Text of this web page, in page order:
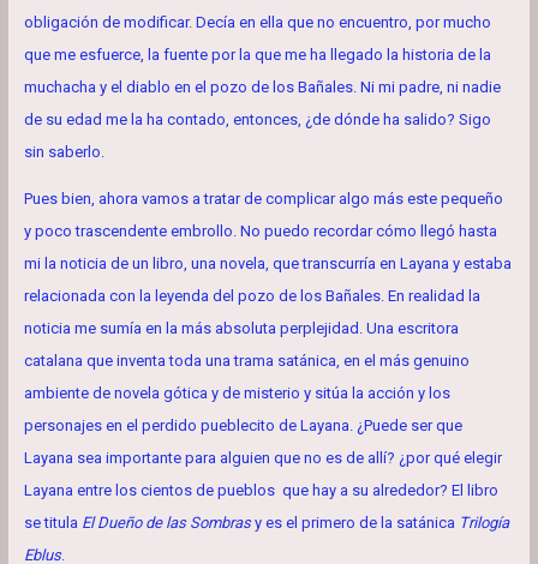
obligación de modificar. Decía en ella que no encuentro, por mucho
que me esfuerce, la fuente por la que me ha llegado la historia de la
muchacha y el diablo en el pozo de los Bañales. Ni mi padre, ni nadie
de su edad me la ha contado, entonces, ¿de dónde ha salido? Sigo
sin saberlo.
Pues bien, ahora vamos a tratar de complicar algo más este pequeño
y poco trascendente embrollo. No puedo recordar cómo llegó hasta
mi la noticia de un libro, una novela, que transcurría en Layana y estaba
relacionada con la leyenda del pozo de los Bañales. En realidad la
noticia me sumía en la más absoluta perplejidad. Una escritora
catalana que inventa toda una trama satánica, en el más genuino
ambiente de novela gótica y de misterio y sitúa la acción y los
personajes en el perdido pueblecito de Layana. ¿Puede ser que
Layana sea importante para alguien que no es de allí? ¿por qué elegir
Layana entre los cientos de pueblos que hay a su alrededor? El libro
se titula El Dueño de las Sombrasy es el primero de la satánica Trilogía
Eblus.